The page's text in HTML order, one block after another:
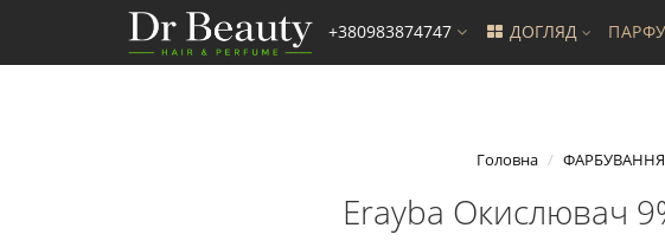
+380983874747 ДОГЛЯД
Головна
Erayba Окислювач